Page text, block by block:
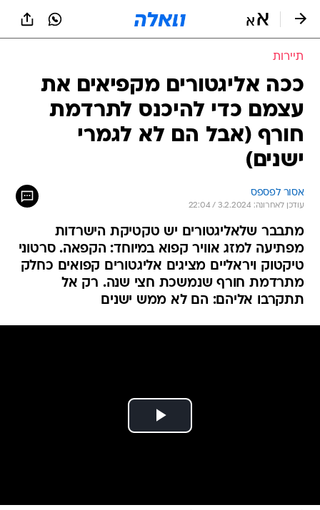
תיירות
ככה אליגטורים מקפיאים את
עצמם כדי להיכנס לתרדמת
חורף (אבל הם לא לגמרי
ישנים)
אסור לפספס
עודכן לאחרונה: 3.2.2024 / 22:04
מתבבר שלאליגטורים יש טקטיקת הישרדות
מפתיעה למזג אוויר קפוא במיוחד: הקפאה. סרטוני
טיקטוק ויראליים מציגים אליגטורים קפואים כחלק
מתרדמת חורף שנמשכת חצי שנה. רק אל
תתקרבו אליהם: הם לא ממש ישנים